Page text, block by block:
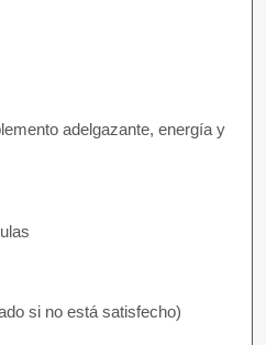
adelgazante, energía y
si no está satisfecho)